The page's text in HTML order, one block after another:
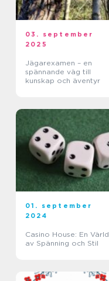
03. september
2025
Jägarexamen – en
spännande väg till
kunskap och äventyr
01. september
2024
Casino House: En Värld
av Spänning och Stil